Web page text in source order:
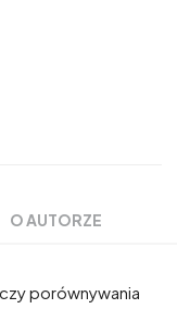
O AUTORZE
porównywania